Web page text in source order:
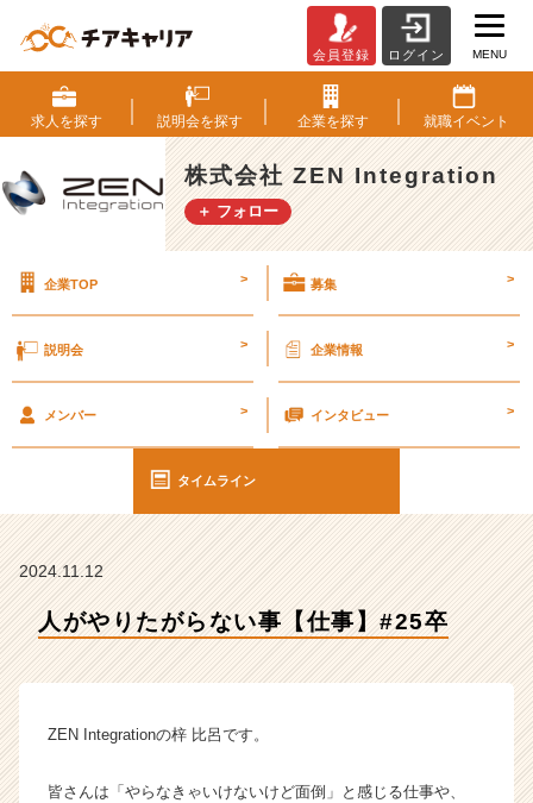
が
や
り
た
が
ら
【仕
2
式
会
N
I
t
g
a
会員登録 ログイン MENU
求人を探す 説明会を探す 企業を探す 就職イベント
株式会社 ZEN Integration
＋ フォロー
企業TOP > 募集 >
説明会 > 企業情報 >
メンバー > インタビュー >
タイムライン
2024.11.12
人がやりたがらない事【仕事】#25卒
ZEN Integrationの梓 比呂です。
皆さんは「やらなきゃいけないけど面倒」と感じる仕事や、